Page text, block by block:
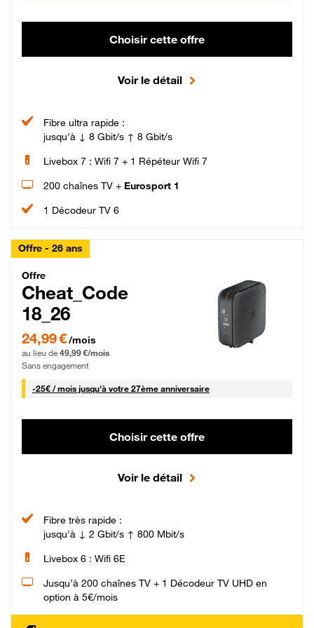
Choisir cette offre
Voir le détail
Fibre ultra rapide :
jusqu'à ↓ 8 Gbit/s ↑ 8 Gbit/s
Livebox 7 : Wifi 7 + 1 Répéteur Wifi 7
200 chaînes TV + Eurosport 1
1 Décodeur TV 6
Offre - 26 ans
Cheat_Code Fibre_18_26
Offre
Cheat_Code
18_26
24,99 € par mois pendant 0 mois puis 49,99 € par mois, Sans engagement
24,99 €/mois
au lieu de 49,99 €/mois
Sans engagement
-25€ / mois25 € par mois
jusqu'à votre 27ème anniversaire
Choisir cette offre
Voir le détail
Fibre très rapide :
jusqu'à ↓ 2 Gbit/s ↑ 800 Mbit/s
Livebox 6 : Wifi 6E
Jusqu’à 200 chaînes TV + 1 Décodeur TV UHD en
option à 5€/mois